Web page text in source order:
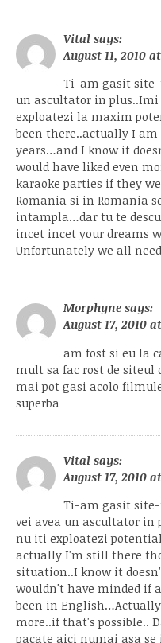
Vital says:
August 11, 2010
Ti-am gasit site-
un ascultator in
exploatezi la maxim
been there..actually I
years…and I know it
would have liked even
karaoke parties if they
Romania si in Romania
intampla…dar tu te
incet incet your dreams
Unfortunately we all
Morphyne says:
August 17, 2010
am fost si eu la
mult sa fac rost de siteul
mai pot gasi acolo
superba
Vital says:
August 17, 2010
Ti-am gasit site-
vei avea un ascultator in
nu iti exploatezi
actually I'm still there
situation..I know it
wouldn't have minded if
been in
more..if that's possible..
pacate aici numai asa